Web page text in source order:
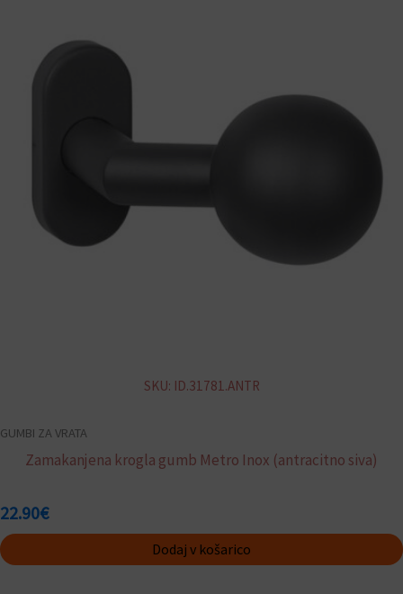
SKU: ID.31781.ANTR
GUMBI ZA VRATA
Zamakanjena krogla gumb Metro Inox (antracitno siva)
22.90€
Dodaj v košarico